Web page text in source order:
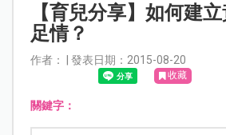
【育兒分享】如何建
足情？
作者： | 發表日期：2015-08-20
收藏
關鍵字：